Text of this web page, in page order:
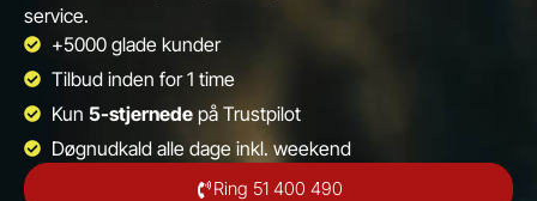
service. ​
+5000 glade kunder
Tilbud inden for 1 time
Kun 5-stjernedepå Trustpilot
Døgnudkald alle dage inkl. weekend
Ring 51 400 490